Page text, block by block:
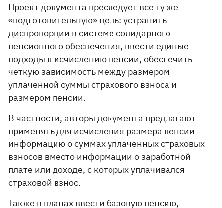
Проект документа преследует все ту же
«подготовительную» цель: устранить
диспропорции в системе солидарного
пенсионного обеспечения, ввести единые
подходы к исчислению пенсии, обеспечить
четкую зависимость между размером
уплаченной суммы страхового взноса и
размером пенсии.
В частности, авторы документа предлагают
применять для исчисления размера пенсии
информацию о суммах уплаченных страховых
взносов вместо информации о заработной
плате или доходе, с которых уплачивался
страховой взнос.
Также в планах ввести базовую пенсию,